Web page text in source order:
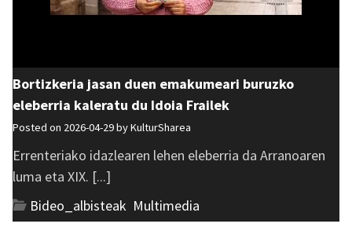
Bortizkeria jasan duen emakumeari buruzko
eleberria kaleratu du Idoia Frailek
Posted on 2026-04-29 byKulturSharea
Errenteriako idazlearen lehen eleberria da Arranoaren
luma eta XIX. [...]
Bideo_albisteak Multimedia